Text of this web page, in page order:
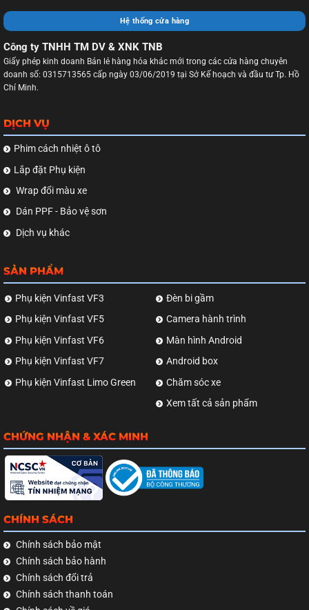
Hệ thống cửa hàng
Công ty TNHH TM DV & XNK TNB
Giấy phép kinh doanh Bán lẻ hàng hóa khác mới trong các cửa hàng chuyên
doanh số: 0315713565 cấp ngày 03/06/2019 tại Sở Kế hoạch và đầu tư Tp. Hồ
Chí Minh.
DỊCH VỤ
Phim cách nhiệt ô tô
Lắp đặt Phụ kiện
Wrap đổi màu xe
Dán PPF - Bảo vệ sơn
Dịch vụ khác
SẢN PHẨM
Phụ kiện Vinfast VF3
Phụ kiện Vinfast VF5
Phụ kiện Vinfast VF6
Phụ kiện Vinfast VF7
Phụ kiện Vinfast Limo Green
Đèn bi gầm
Camera hành trình
Màn hình Android
Android box
Chăm sóc xe
Xem tất cả sản phẩm
CHỨNG NHẬN & XÁC MINH
CHÍNH SÁCH
Chính sách bảo mật
Chính sách bảo hành
Chính sách đổi trả
Chính sách thanh toán